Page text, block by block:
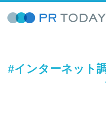
#インターネット